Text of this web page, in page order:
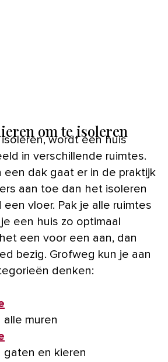
om te isoleren
in verschillende ruimtes.
een dak gaat er in de praktijk
aan toe dan het isoleren
vloer. Pak je alle ruimtes
een huis zo optimaal
een voor een aan, dan
bezig. Grofweg kun je aan
denken:
alle muren
gaten en kieren